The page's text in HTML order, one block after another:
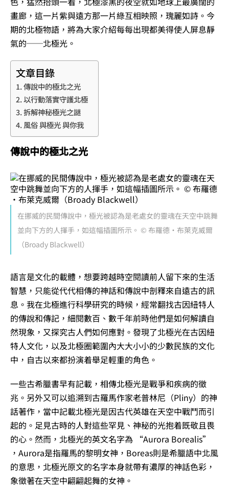
畫廊，這一片紫與遠方那一片綠互相映照，瑰麗如詩。今
期的北極物語，將為大家介紹每每出現都美得使人屏息靜
氣的──北極光。
文章目錄
傳說中的極北之光
以行動落實守護北極
拆解神秘極光之謎
風俗 與極光 與你我
傳說中的極北之光
在挪威的民間傳說中，極光被認為是老處女的靈魂在天空中跳舞
並向下方的人揮手，如這幅插圖所示。 © 布羅德·布萊克威爾
（Broady Blackwell）
語言是文化的載體，想要跨越時空閱讀前人留下來的生活
智慧，只能從代代相傳的神話和傳說中剖釋來自遠古的訊
息。我在北極進行科學研究的時候，經常翻找古因紐特人
的傳說和傳記，細閱數百、數千年前時他們是如何解讀自
然現象，又探究古人們如何應對。發現了北極光在古因紐
特人文化，以及北極圈範圍內大大小小的少數民族的文化
中，自古以來都扮演着舉足輕重的角色。
一些古希臘書早有記載，相傳北極光是戰爭和疾病的徵
兆。另外又可以追溯到古羅馬作家老普林尼（Pliny）的神
話著作，當中記載北極光是因古代英雄在天空中戰鬥而引
起的。足見古時的人對這些罕見、神秘的光抱着既敬且畏
的心。然而，北極光的英文名字為 “Aurora Borealis”
，Aurora是指羅馬的黎明女神，Boreas則是希臘語中北風
的意思，北極光原文的名字本身就帶有濃厚的神話色彩，
象徵著在天空中翩翩起舞的女神。